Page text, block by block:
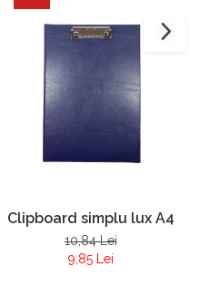
Clipboard simplu lux A4
10,84 Lei
9,85 Lei